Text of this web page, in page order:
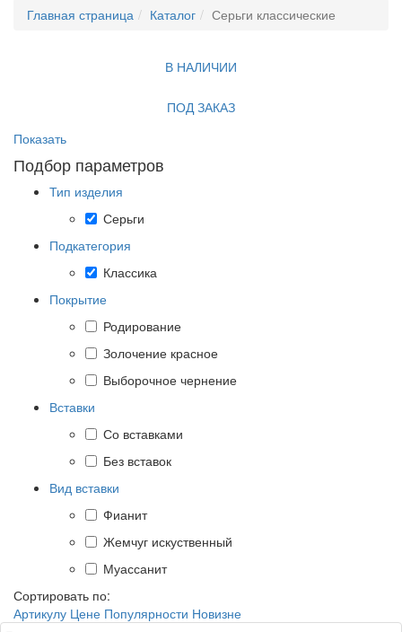
Главная страница Каталог Серьги классические
В НАЛИЧИИ
ПОД ЗАКАЗ
Показать
Подбор параметров
Тип изделия
Серьги
Подкатегория
Классика
Покрытие
Родирование
Золочение красное
Выборочное чернение
Вставки
Со вставками
Без вставок
Вид вставки
Фианит
Жемчуг искуственный
Муассанит
Сортировать по:
Артикулу Цене Популярности Новизне